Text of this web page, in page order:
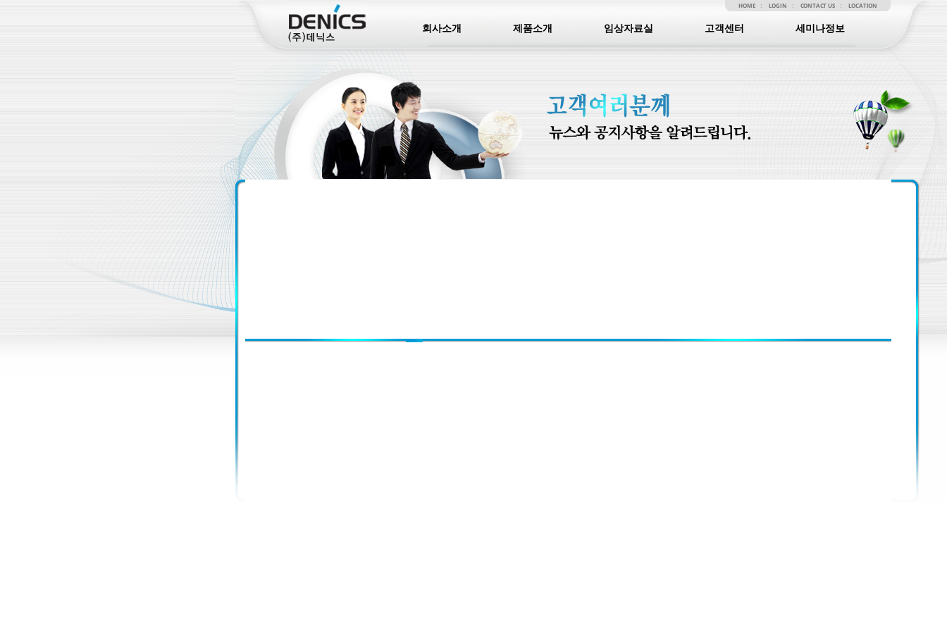
HOME LOGIN CONTACT US LOCATION
회사소개 제품소개 임상자료실 고객센터 세미나정보